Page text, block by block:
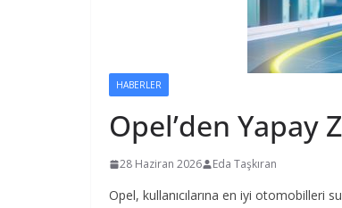
HABERLER
Opel’den Yapay
28 Haziran 2026 Eda Taşkıran
Opel, kullanıcılarına en iyi otomobilleri